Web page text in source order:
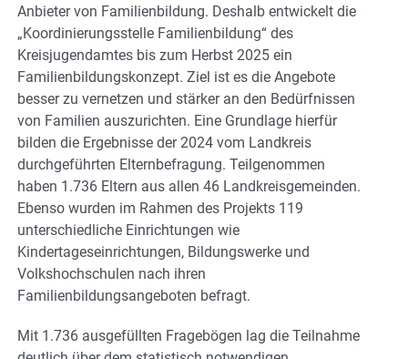
Anbieter von Familienbildung. Deshalb entwickelt die
„Koordinierungsstelle Familienbildung“ des
Kreisjugendamtes bis zum Herbst 2025 ein
Familienbildungskonzept. Ziel ist es die Angebote
besser zu vernetzen und stärker an den Bedürfnissen
von Familien auszurichten. Eine Grundlage hierfür
bilden die Ergebnisse der 2024 vom Landkreis
durchgeführten Elternbefragung. Teilgenommen
haben 1.736 Eltern aus allen 46 Landkreisgemeinden.
Ebenso wurden im Rahmen des Projekts 119
unterschiedliche Einrichtungen wie
Kindertageseinrichtungen, Bildungswerke und
Volkshochschulen nach ihren
Familienbildungsangeboten befragt.
Mit 1.736 ausgefüllten Fragebögen lag die Teilnahme